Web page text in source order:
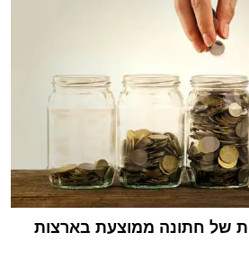
העלות של חתונה ממוצעת בארצות